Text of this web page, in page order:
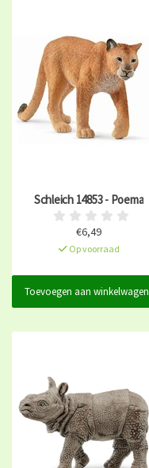
Schleich 14853 - Poema
€6,49
Op voorraad
Toevoegen aan winkelwagen